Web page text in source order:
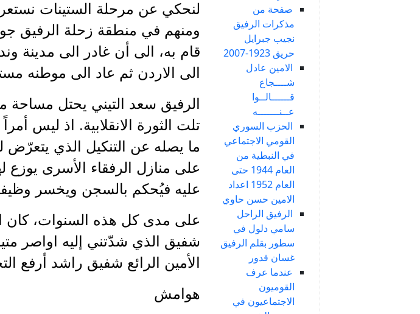
صفحة من
مذكرات الرفيق
نجيب جبرايل
حريق 1923-2007
الامين عادل
شــــجاع
قــــــالــوا
عــنـــــــه
الحزب السوري
القومي الاجتماعي
في النبطية من
العام 1944 حتى
العام 1952 اعداد
الامين حسن حاوي
الرفيق الراحل
سامي دلول في
سطور بقلم الرفيق
غسان قدور
عندما عرف
القوميون
الاجتماعيون في
لنحكي عن مرحلة الستينات
ومنهم في منطقة زحلة الرفيق
قام به، الى أن غادر الى مدينة
الى الاردن ثم عاد الى موطنه
الرفيق سعد التيني يحتل مساحة
تلت الثورة الانقلابية. اذ ليس
ما يصله عن التنكيل الذي يتعرّض
على منازل الرفقاء الأسرى
عليه فيُحكم بالسجن ويخسر
على مدى كل هذه السنوات، كان
شفيق الذي شدّتني إليه اواصر
الأمين الرائع شفيق راشد أرفع
هوامش